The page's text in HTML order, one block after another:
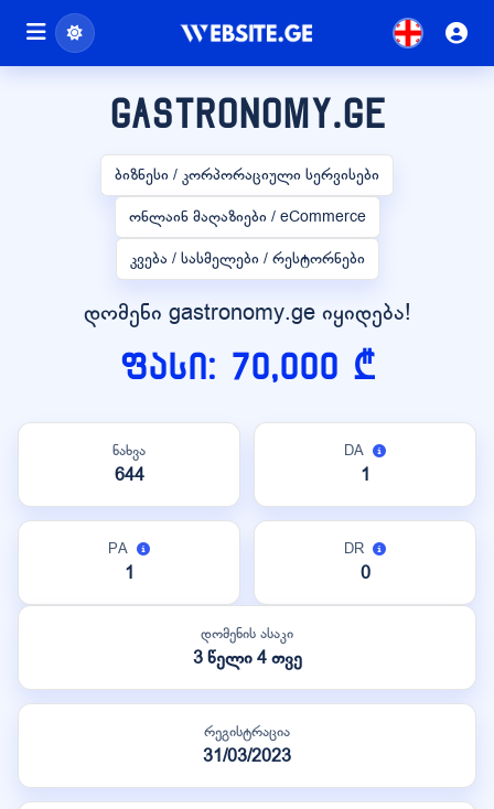
gastronomy.ge
ბიზნესი / კორპორაციული სერვისები
ონლაინ მაღაზიები / eCommerce
კვება / სასმელები / რესტორნები
დომენი gastronomy.ge იყიდება!
ფასი: 70,000 ₾
ნახვა
644
DA
1
PA
1
DR
0
დომენის ასაკი
3 წელი 4 თვე
რეგისტრაცია
31/03/2023